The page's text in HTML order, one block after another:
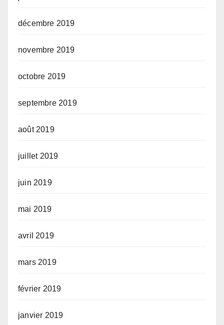
décembre 2019
novembre 2019
octobre 2019
septembre 2019
août 2019
juillet 2019
juin 2019
mai 2019
avril 2019
mars 2019
février 2019
janvier 2019